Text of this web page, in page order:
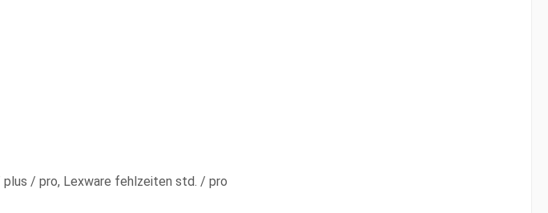
/ pro, Lexware fehlzeiten std. / pro